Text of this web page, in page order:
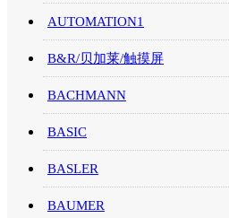
AUTOMATION1
B&R/贝加莱/触摸屏
BACHMANN
BASIC
BASLER
BAUMER